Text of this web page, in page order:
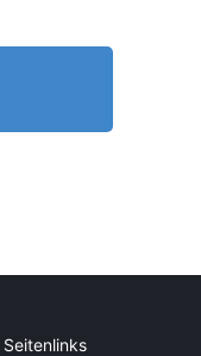
Seitenlinks